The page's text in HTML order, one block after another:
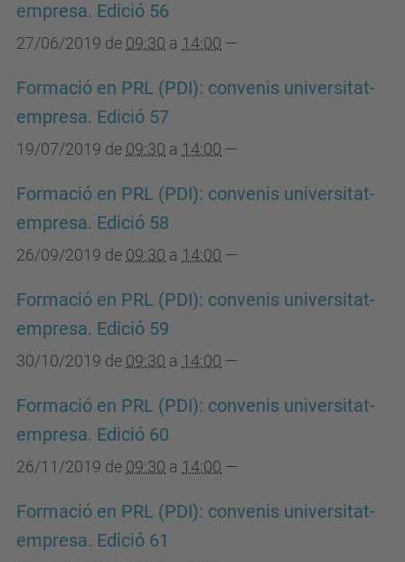
empresa. Edició 56
27/06/2019 de 09:30 a 14:00 —
Formació en PRL (PDI): convenis universitat-
empresa. Edició 57
19/07/2019 de 09:30 a 14:00 —
Formació en PRL (PDI): convenis universitat-
empresa. Edició 58
26/09/2019 de 09:30 a 14:00 —
Formació en PRL (PDI): convenis universitat-
empresa. Edició 59
30/10/2019 de 09:30 a 14:00 —
Formació en PRL (PDI): convenis universitat-
empresa. Edició 60
26/11/2019 de 09:30 a 14:00 —
Formació en PRL (PDI): convenis universitat-
empresa. Edició 61